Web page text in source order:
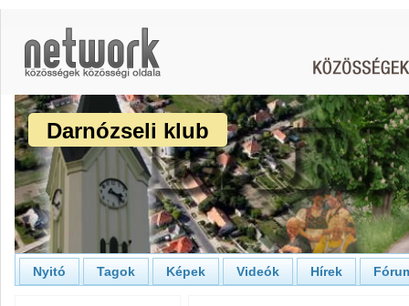
Darnózseli klub
Nyitó Tagok Képek Videók Hírek